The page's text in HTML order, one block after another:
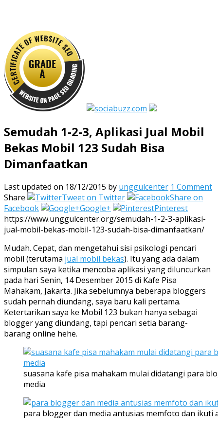
Semudah 1-2-3, Aplikasi Jual Mobil
Bekas Mobil 123 Sudah Bisa
Dimanfaatkan
Last updated on 18/12/2015 by unggulcenter 1 Comment
Share
Tweet on Twitter
Share on
Facebook
Google+
Pinterest
https://www.unggulcenter.org/semudah-1-2-3-aplikasi-
jual-mobil-bekas-mobil-123-sudah-bisa-dimanfaatkan/
Mudah. Cepat, dan mengetahui sisi psikologi pencari
mobil (terutama jual mobil bekas). Itu yang ada dalam
simpulan saya ketika mencoba aplikasi yang diluncurkan
pada hari Senin, 14 Desember 2015 di Kafe Pisa
Mahakam, Jakarta. Jika sebelumnya beberapa bloggers
sudah pernah diundang, saya baru kali pertama.
Ketertarikan saya ke Mobil 123 bukan hanya sebagai
blogger yang diundang, tapi pencari setia barang-
barang online hehe.
suasana kafe pisa mahakam mulai didatangi para
media
para blogger dan media antusias memfoto dan ikuti